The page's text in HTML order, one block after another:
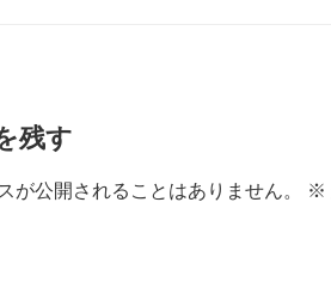
残す
が公開されることはありません。 ※